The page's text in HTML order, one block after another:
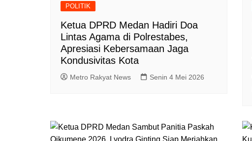
POLITIK
Ketua DPRD Medan Hadiri Doa
Lintas Agama di Polrestabes,
Apresiasi Kebersamaan Jaga
Kondusivitas Kota
Metro Rakyat News Senin 4 Mei 2026